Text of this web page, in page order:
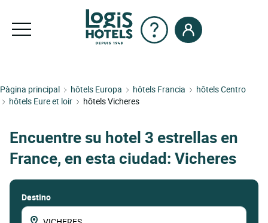
Pàgina principal hôtels Europa hôtels Francia
hôtels Centro
hôtels Eure et loir
hôtels Vicheres
Encuentre su hotel 3 estrellas en
France, en esta ciudad: Vicheres
Destino